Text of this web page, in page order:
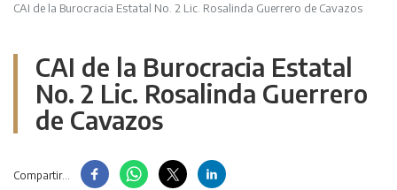
CAI de la Burocracia Estatal No. 2 Lic. Rosalinda Guerrero de Cavazos
CAI de la Burocracia Estatal
No. 2 Lic. Rosalinda Guerrero
de Cavazos
Compartir...